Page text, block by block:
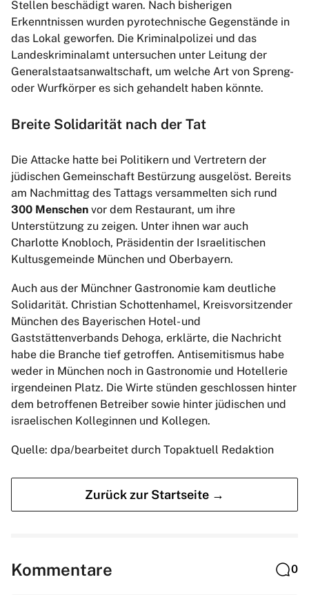
Stellen beschädigt waren. Nach bisherigen
Erkenntnissen wurden pyrotechnische Gegenstände in
das Lokal geworfen. Die Kriminalpolizei und das
Landeskriminalamt untersuchen unter Leitung der
Generalstaatsanwaltschaft, um welche Art von Spreng-
oder Wurfkörper es sich gehandelt haben könnte.
Breite Solidarität nach der Tat
Die Attacke hatte bei Politikern und Vertretern der
jüdischen Gemeinschaft Bestürzung ausgelöst. Bereits
am Nachmittag des Tattags versammelten sich rund
300 Menschen vor dem Restaurant, um ihre
Unterstützung zu zeigen. Unter ihnen war auch
Charlotte Knobloch, Präsidentin der Israelitischen
Kultusgemeinde München und Oberbayern.
Auch aus der Münchner Gastronomie kam deutliche
Solidarität. Christian Schottenhamel, Kreisvorsitzender
München des Bayerischen Hotel- und
Gaststättenverbands Dehoga, erklärte, die Nachricht
habe die Branche tief getroffen. Antisemitismus habe
weder in München noch in Gastronomie und Hotellerie
irgendeinen Platz. Die Wirte stünden geschlossen hinter
dem betroffenen Betreiber sowie hinter jüdischen und
israelischen Kolleginnen und Kollegen.
Quelle: dpa/bearbeitet durch Topaktuell Redaktion
Zurück zur Startseite →
Kommentare 0